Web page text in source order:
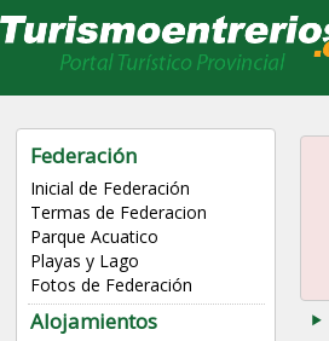
Federación
Inicial de Federación
Termas de Federacion
Parque Acuatico
Playas y Lago
Fotos de Federación
Alojamientos